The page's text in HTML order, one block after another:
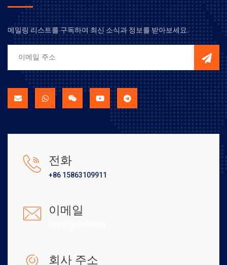
메일링 리스트를 구독하여 최신 소식과 정보를 받아보세요.
전화
+86 15863109911
이메일
회사 주소